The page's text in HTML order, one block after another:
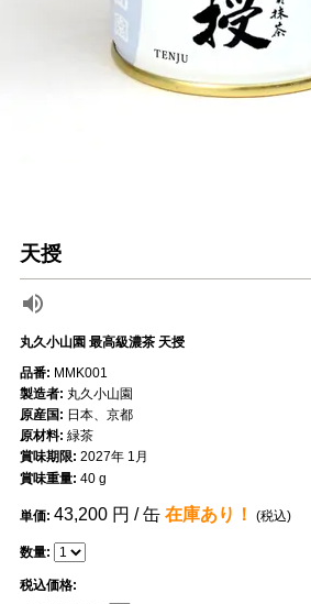
天授
丸久小山園 最高級濃茶 天授
品番: MMK001
製造者: 丸久小山園
原産国: 日本、京都
原材料: 緑茶
賞味期限: 2027年 1月
賞味重量: 40 g
単価: 43,200円 / 缶 在庫あり！ (税込)
数量:
税込価格: